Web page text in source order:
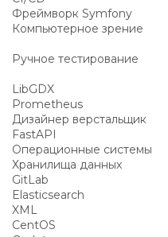
Фреймворк Symfony
Компьютерное зрение
Ручное тестирование
LibGDX
Prometheus
Дизайнер верстальщик
FastAPI
Операционные системы
Хранилища данных
GitLab
Elasticsearch
XML
CentOS